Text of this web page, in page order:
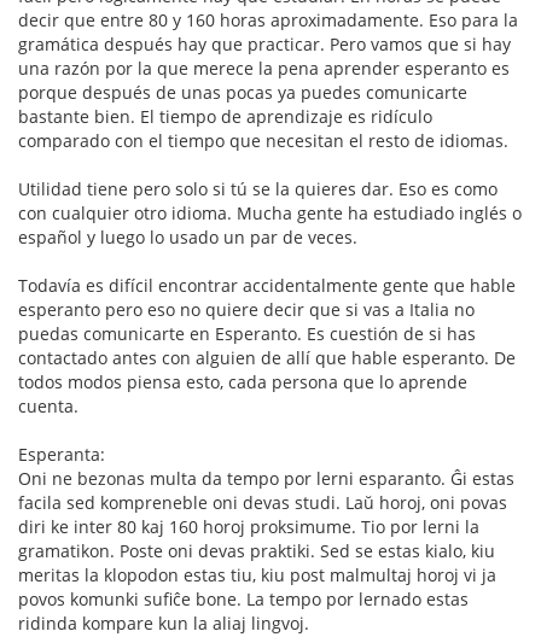
decir que entre 80 y 160 horas aproximadamente. Eso para la
gramática después hay que practicar. Pero vamos que si hay
una razón por la que merece la pena aprender esperanto es
porque después de unas pocas ya puedes comunicarte
bastante bien. El tiempo de aprendizaje es ridículo
comparado con el tiempo que necesitan el resto de idiomas.
Utilidad tiene pero solo si tú se la quieres dar. Eso es como
con cualquier otro idioma. Mucha gente ha estudiado inglés o
español y luego lo usado un par de veces.
Todavía es difícil encontrar accidentalmente gente que hable
esperanto pero eso no quiere decir que si vas a Italia no
puedas comunicarte en Esperanto. Es cuestión de si has
contactado antes con alguien de allí que hable esperanto. De
todos modos piensa esto, cada persona que lo aprende
cuenta.
Esperanta:
Oni ne bezonas multa da tempo por lerni esparanto. Ĝi estas
facila sed kompreneble oni devas studi. Laŭ horoj, oni povas
diri ke inter 80 kaj 160 horoj proksimume. Tio por lerni la
gramatikon. Poste oni devas praktiki. Sed se estas kialo, kiu
meritas la klopodon estas tiu, kiu post malmultaj horoj vi ja
povos komunki sufiĉe bone. La tempo por lernado estas
ridinda kompare kun la aliaj lingvoj.